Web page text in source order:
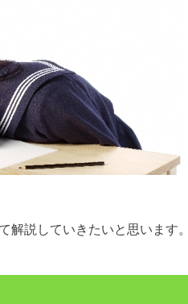
解説していきたいと思います。